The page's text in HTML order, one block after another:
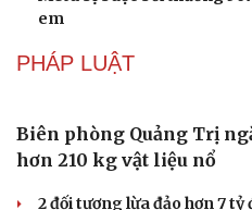
ẩm thực đường phố
Nối đà tăng trưởng, du lịch
quốc tế
Gia Lai
từ trước đến nay